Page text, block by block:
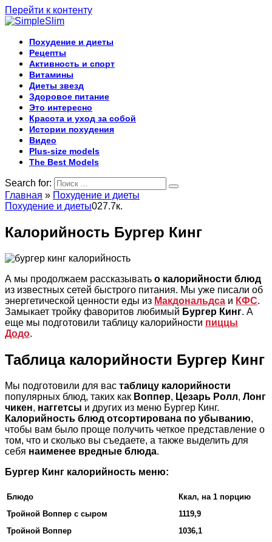
Перейти к контенту
Похудение и диеты
Рецепты
Активность и спорт
Витамины
Диеты звезд
Здоровое питание
Это интересно
Красота и уход за собой
Истории похудения
Видео
Plus-size models
The Best Models
Search for:
Главная » Похудение и диеты
Похудение и диеты027.7к.
Калорийность Бургер Кинг
А мы продолжаем рассказывать о калорийности блюд
из известных сетей быстрого питания. Мы уже писали об
энергетической ценности еды из Макдональдса и КФС.
Замыкает тройку фаворитов любимый Бургер Кинг. А
еще мы подготовили таблицу калорийности пиццы
Додо.
Таблица калорийности Бургер Кинг
Мы подготовили для вас таблицу калорийности
популярных блюд, таких как Воппер, Цезарь Ролл, Лонг
чикен, наггетсы и других из меню Бургер Кинг.
Калорийность блюд отсортирована по убыванию,
чтобы вам было проще получить четкое представление о
том, что и сколько вы съедаете, а также выделить для
себя наименее вредные блюда.
Бургер Кинг калорийность меню:
Блюдо
Ккал, на 1 порцию
Тройной Воппер с сыром
1119,9
Тройной Воппер
1036,1